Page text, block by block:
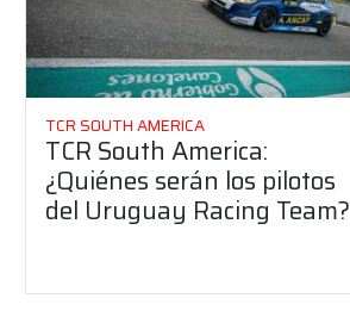
TCR SOUTH AMERICA
TCR South America:
¿Quiénes serán los pilotos
del Uruguay Racing Team?